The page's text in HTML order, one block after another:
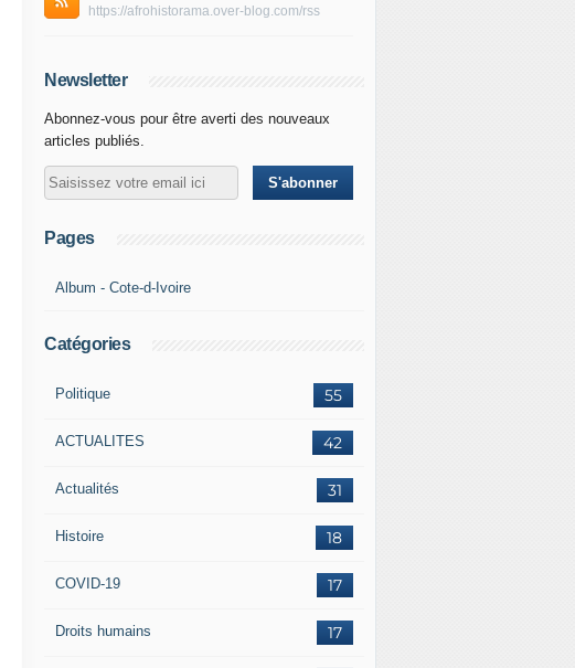
https://afrohistorama.over-blog.com/rss
Newsletter
Abonnez-vous pour être averti des nouveaux
articles publiés.
Pages
Album - Cote-d-Ivoire
Catégories
55
Politique
42
ACTUALITES
31
Actualités
18
Histoire
17
COVID-19
17
Droits humains